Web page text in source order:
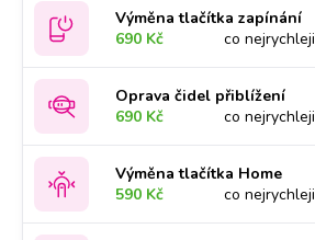
Výměna tlačítka zapínání
690 Kč
co nejrychleji
Oprava čidel přiblížení
690 Kč
co nejrychleji
Výměna tlačítka Home
590 Kč
co nejrychleji